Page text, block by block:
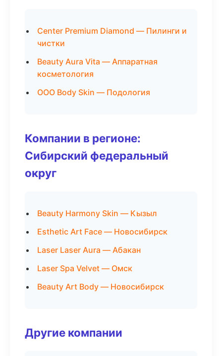
Center Premium Diamond — Пилинги и
чистки
Beauty Aura Vita — Аппаратная
косметология
ООО Body Skin — Подология
Компании в регионе:
Сибирский федеральный
округ
Beauty Harmony Skin — Кызыл
Esthetic Art Face — Новосибирск
Laser Laser Aura — Абакан
Laser Spa Velvet — Омск
Beauty Art Body — Новосибирск
Другие компании